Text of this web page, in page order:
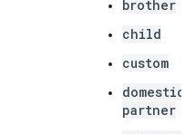
brother
child
custom
domestic_
partner